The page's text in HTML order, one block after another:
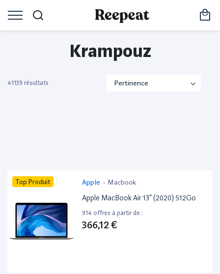
Krampouz
41139 résultats
Top Produit Apple - Macbook
Apple MacBook Air 13” (2020) 512Go
914 offres à partir de :
366,12 €